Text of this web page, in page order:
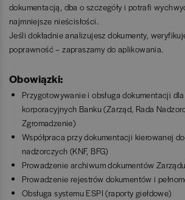
dokumentacją, dba o szczegóły i potrafi
najmniejsze nieścisłości.
Jeśli dokładnie analizujesz dokumenty,
poprawność – zapraszamy do aplikowania.
Obowiązki:
Przygotowywanie i obsługa dokumentacji
korporacyjnych Banku (Zarząd, Rada
Zgromadzenie)
Współpraca przy dokumentacji kierowanej
nadzorczych (KNF, BFG)
Prowadzenie archiwum dokumentów
Prowadzenie rejestrów dokumentów i
Obsługa systemu ESPI (raporty giełdowe)